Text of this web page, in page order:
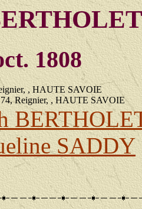
1808
, HAUTE SAVOIE
74, Reignier, , HAUTE SAVOIE
SADDY